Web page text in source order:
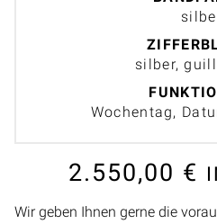
silber,
Wochentag,
2.550,00 €
Wir geben Ihnen gerne die